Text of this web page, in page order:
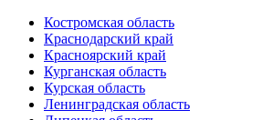
Костромская область
Краснодарский край
Красноярский край
Курганская область
Курская область
Ленинградская область